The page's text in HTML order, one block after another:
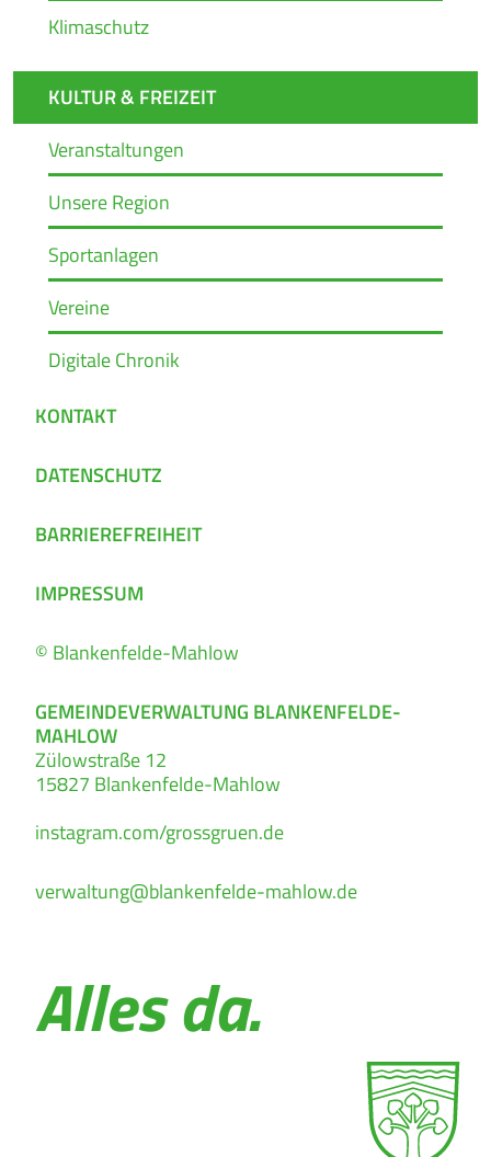
Klimaschutz
KULTUR & FREIZEIT
Veranstaltungen
Unsere Region
Sportanlagen
Vereine
Digitale Chronik
KONTAKT
DATENSCHUTZ
BARRIEREFREIHEIT
IMPRESSUM
© Blankenfelde-Mahlow
GEMEINDEVERWALTUNG BLANKENFELDE-
MAHLOW
Zülowstraße 12
15827 Blankenfelde-Mahlow
instagram.com/grossgruen.de
verwaltung@blankenfelde-mahlow.de
Alles da.